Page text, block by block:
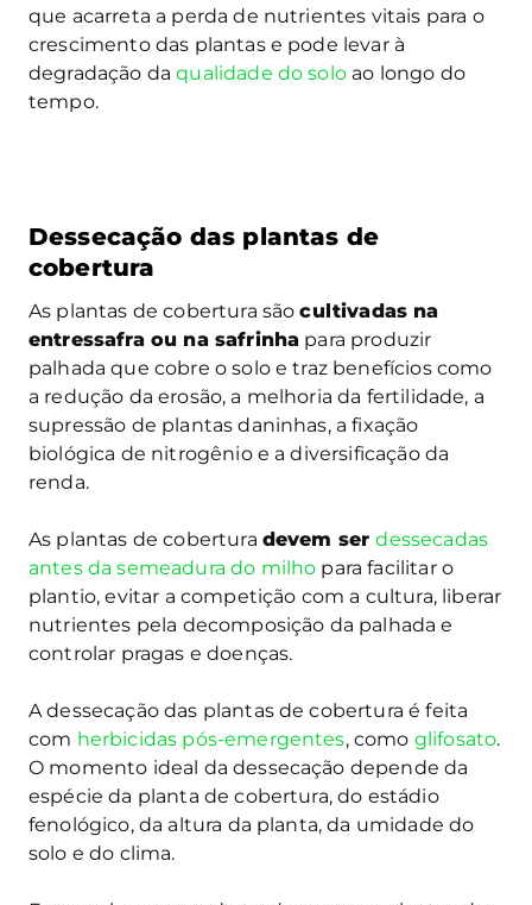
que acarreta a perda de nutrientes vitais para o
crescimento das plantas e pode levar à
degradação daqualidade do soloao longo do
tempo.
Dessecação das plantas de
cobertura
As plantas de cobertura sãocultivadas na
entressafra ou na safrinha para produzir
palhada que cobre o solo e traz benefícios como
a redução da erosão, a melhoria da fertilidade, a
supressão de plantas daninhas, a fixação
biológica de nitrogênio e a diversificação da
renda.
As plantas de cobertura devem serdessecadas
antes da semeadura do milho para facilitar o
plantio, evitar a competição com a cultura, liberar
nutrientes pela decomposição da palhada e
controlar pragas e doenças.
A dessecação das plantas de cobertura é feita
com herbicidas pós-emergentes, como glifosato.
O momento ideal da dessecação depende da
espécie da planta de cobertura, do estádio
fenológico, da altura da planta, da umidade do
solo e do clima.